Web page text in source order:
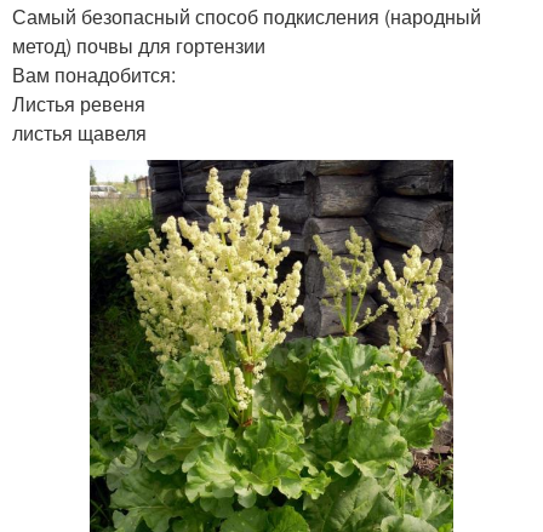
Самый безопасный способ подкисления (народный
метод) почвы для гортензии
Вам понадобится:
Листья ревеня
листья щавеля